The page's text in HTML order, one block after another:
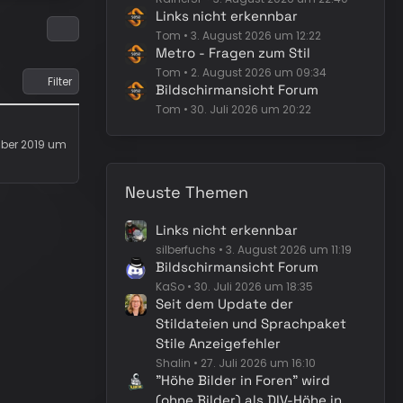
Filter
2019 um
Links nicht erkennbar
Tom 3. August 2026 um 12:22
Metro - Fragen zum Stil
Tom 2. August 2026 um 09:34
Bildschirmansicht Forum
Tom 30. Juli 2026 um 20:22
Neuste Themen
Links nicht erkennbar
silberfuchs 3. August 2026 um 11:19
Bildschirmansicht Forum
KaSo 30. Juli 2026 um 18:35
Seit dem Update der
Stildateien und Sprachpaket
Stile Anzeigefehler
Shalin 27. Juli 2026 um 16:10
"Höhe Bilder in Foren" wird